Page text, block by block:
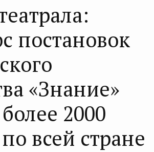
постановок
«Знание»
2000
всей стране